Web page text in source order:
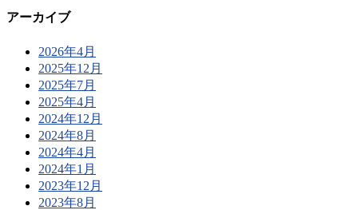
アーカイブ
2026年4月
2025年12月
2025年7月
2025年4月
2024年12月
2024年8月
2024年4月
2024年1月
2023年12月
2023年8月